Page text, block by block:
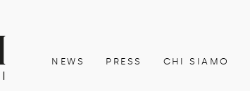
NEWS PRESS CHI SIAMO